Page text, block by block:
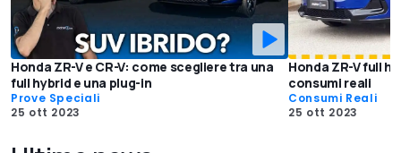
Honda ZR-V e CR-V: come scegliere tra una
full hybrid e una plug-in
Prove Speciali
25 ott 2023
Honda ZR-V full
consumi reali
Consumi Reali
25 ott 2023